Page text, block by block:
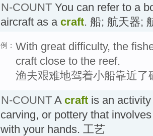
N-COUNT You can refer to a
aircraft as a craft. 船; 航天器;
例： With great difficulty, the
craft close to the reef.
渔夫艰难地驾着小船靠近了
N-COUNT A craft is an
carving, or pottery that
with your hands. 工艺